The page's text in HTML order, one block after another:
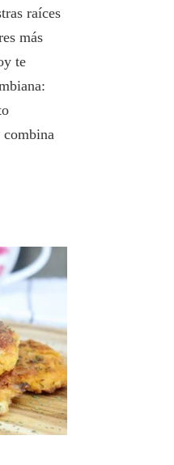
Colombiano:
raíces
más
te